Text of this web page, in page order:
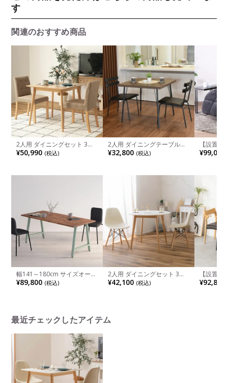
す
関連のおすすめ商品
2人用 ダイニングセット 3点
(幅80cmテーブル＋布張りチ
ェア2脚) 正方形 木製 天然木
北欧 ナチュラル カフェ
¥50,990 (税込)
2人用 ダイニングテーブルセ
ット 3点 (幅80cm メラミン
テーブル×1 チェア×2) コンパ
ィンテージ風 カフェ風
¥32,800 (税込)
【設置
け 電動
ァ 布張り
¥99,000
幅141～180cm サイズオーダ
ーテーブル Sizeno(シゼノ) ダ
イニングテーブル ウォールナ
ークブラウン
¥89,800 (税込)
2人用 ダイニングセット 3点
(幅90cmテーブル＋チェア2
脚) 丸テーブル 円形 丸型 木製
¥42,100 (税込)
【設置
グテーブ
ルスタン
¥92,800
最近チェックしたアイテム